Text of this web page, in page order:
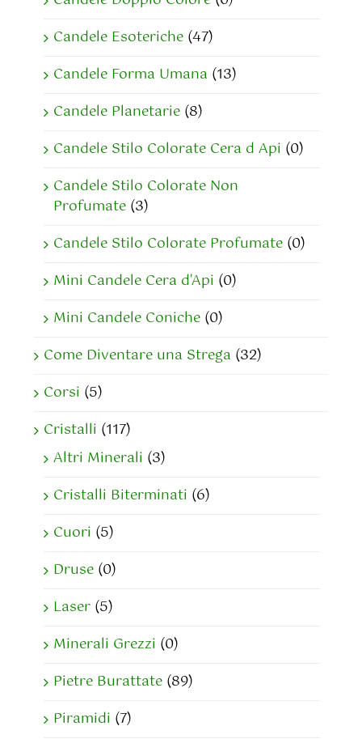
Candele Esoteriche (47)
Candele Forma Umana (13)
Candele Planetarie (8)
Candele Stilo Colorate Cera d Api (0)
Candele Stilo Colorate Non
Profumate (3)
Candele Stilo Colorate Profumate (0)
Mini Candele Cera d'Api (0)
Mini Candele Coniche (0)
Come Diventare una Strega (32)
Corsi (5)
Cristalli (117)
Altri Minerali (3)
Cristalli Biterminati (6)
Cuori (5)
Druse (0)
Laser (5)
Minerali Grezzi (0)
Pietre Burattate (89)
Piramidi (7)